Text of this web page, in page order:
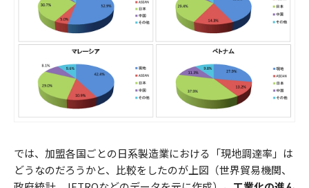
では、加盟各国ごとの日系製造業における「現地調達率」は
どうなのだろうかと、比較をしたのが上図（世界貿易機関、